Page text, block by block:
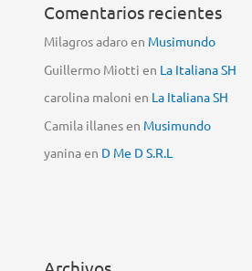
Comentarios recientes
Milagros adaroen Musimundo
Guillermo Miotti en La Italiana SH
carolina maloni en La Italiana SH
Camila illanesen Musimundo
yaninaen D Me D S.R.L